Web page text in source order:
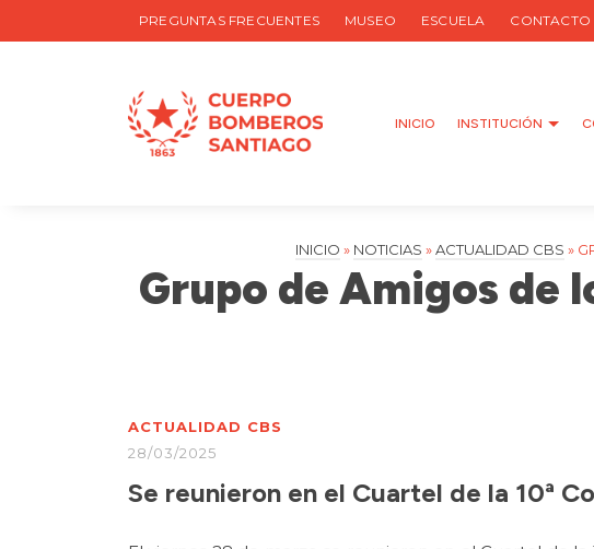
PREGUNTAS FRECUENTES MUSEO ESCUELA CONTACTO
INICIO INSTITUCIÓN
INICIO » NOTICIAS » ACTUALIDAD CBS »
Grupo de Amigos de
ACTUALIDAD CBS
28/03/2025
Se reunieron en el Cuartel de la 10ª